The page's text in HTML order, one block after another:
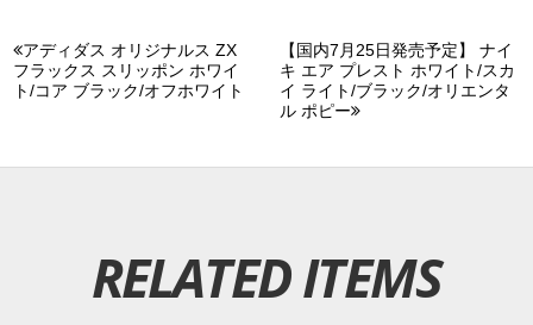
アディダス オリジナルス ZX
フラックス スリッポン ホワイ
ト/コア ブラック/オフホワイト
【国内7月25日発売予定】 ナイ
キ エア プレスト ホワイト/スカ
イ ライト/ブラック/オリエンタ
ル ポピー
RELATED ITEMS